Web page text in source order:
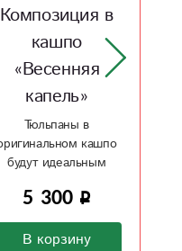
Тюльпан
Незаменимый атрибут
к 8 марта
200
В корзину
Купить в один
клик